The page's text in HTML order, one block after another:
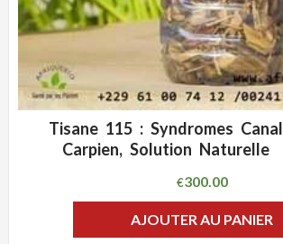
ADD WISHLIST
Tisane 115 : Syndromes Canal
Carpien, Solution Naturelle
€300.00
AJOUTER AU PANIER